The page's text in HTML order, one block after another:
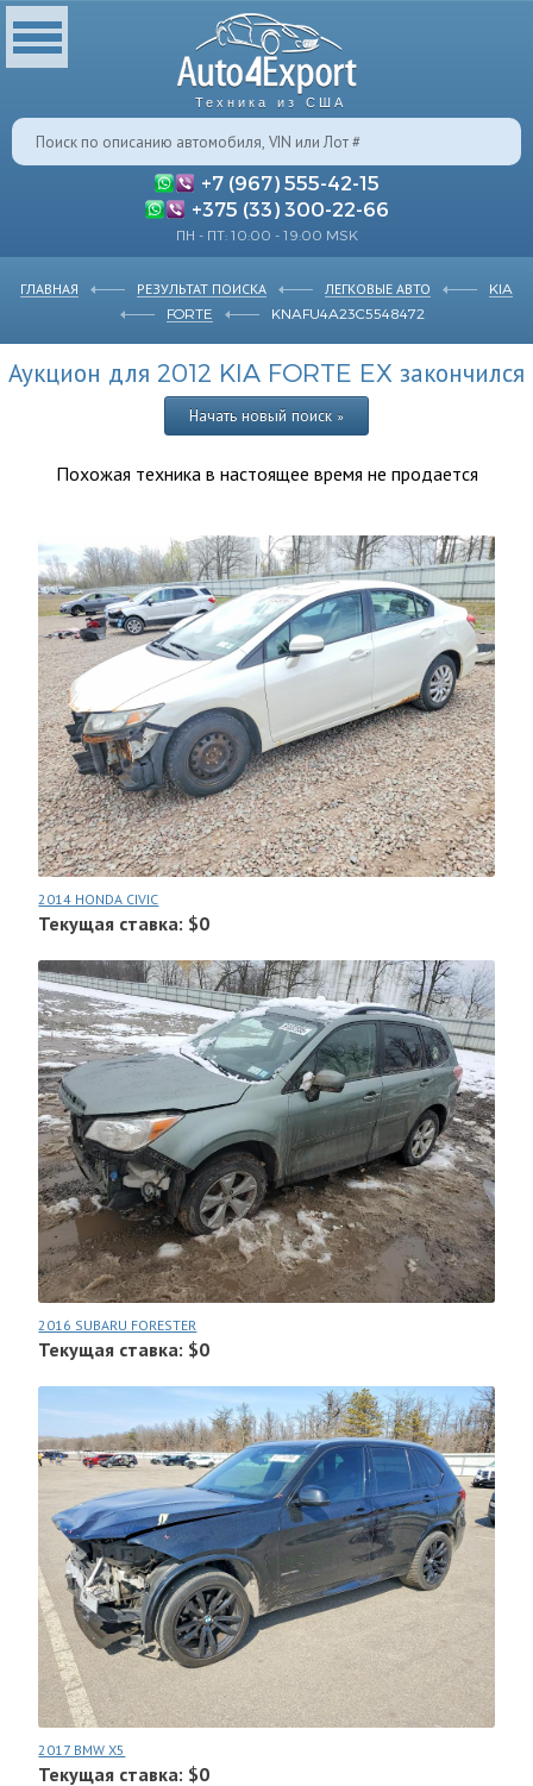
Техника из США
+7 (967) 555-42-15
+375 (33) 300-22-66
ПН - ПТ: 10:00 - 19:00 MSK
ГЛАВНАЯ РЕЗУЛЬТАТ ПОИСКА ЛЕГКОВЫЕ АВТО
KIA
FORTE
KNAFU4A23C5548472
Аукцион для 2012 KIA FORTE EX закончился
Начать новый поиск »
Похожая техника в настоящее время не продается
2014 HONDA CIVIC
Текущая ставка: $0
2016 SUBARU FORESTER
Текущая ставка: $0
2017 BMW X5
Текущая ставка: $0